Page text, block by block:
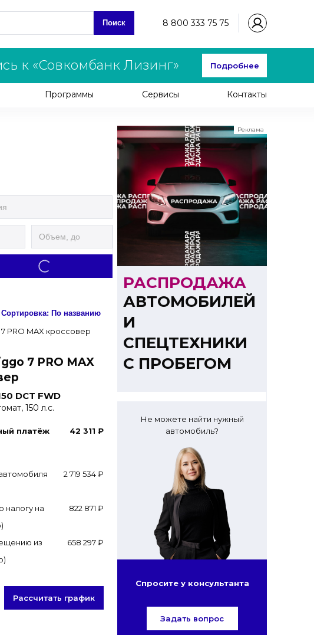
Поиск
к «Совкомбанк Лизинг» Подробнее
Программы Сервисы Контакты
8 800 333 75 75
Сортировка: По названию
7 PRO MAX
DCT FWD
150 л.с.
платёж
42 311 ₽
2 719 534 ₽
налогу на
822 871 ₽
из
658 297 ₽
Рассчитать график
Реклама
ООО "ЛК Эволюция"
ИНН 9724016636
erid: nyi26TK8Sykg5SPCgA2w5MdVpLJdCVLW
РАСПРОДАЖА
АВТОМОБИЛЕЙ
И
СПЕЦТЕХНИКИ
С ПРОБЕГОМ
Не можете найти нужный
автомобиль?
Спросите у консультанта
Задать вопрос